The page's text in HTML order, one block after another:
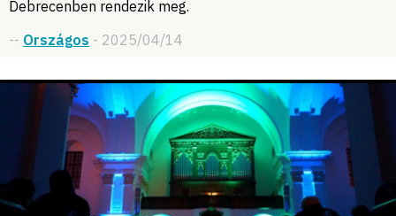
Debrecenben rendezik meg.
-- Országos - 2025/04/14